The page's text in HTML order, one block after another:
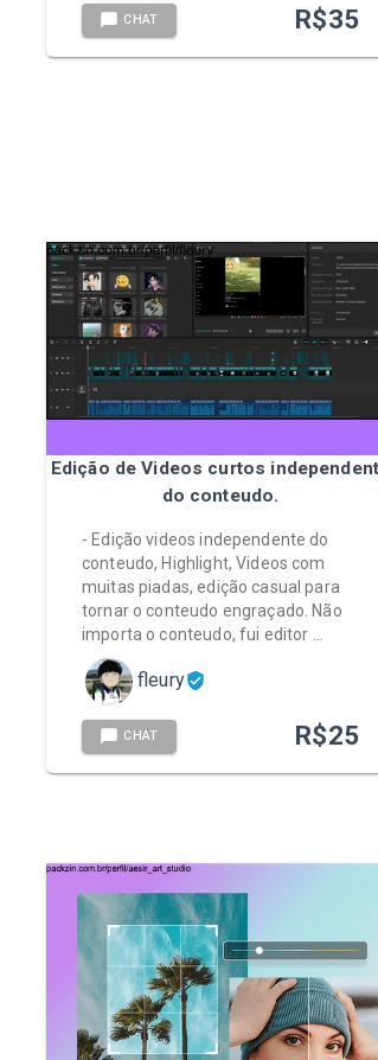
CHAT R$35
Edição de Videos curtos
do conteudo.
- Edição videos independente do
conteudo, Highlight, Videos com
muitas piadas, edição casual para
tornar o conteudo engraçado. Não
importa o conteudo, fui editor …
fleury
CHAT R$25